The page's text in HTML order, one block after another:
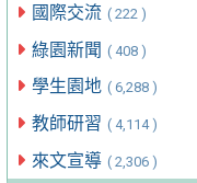
國際交流 ( 222 )
綠園新聞 ( 408 )
學生園地 ( 6,288 )
教師研習 ( 4,114 )
來文宣導 ( 2,306 )